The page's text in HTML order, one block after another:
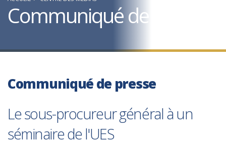
Communiqué de presse
Communiqué de presse
Le sous-procureur général à un
séminaire de l'UES